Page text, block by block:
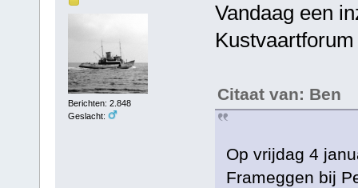
Berichten: 2.848
Geslacht:
Vandaag een
Citaat van: Ben
Op vrijdag 4
Frameggen bij